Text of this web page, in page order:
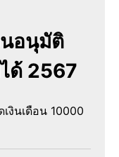
นอนุมัติ
ด้ 2567
งินเดือน 10000